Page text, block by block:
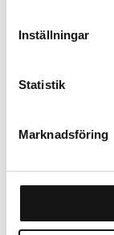
Inställningar
Statistik
Marknadsföring